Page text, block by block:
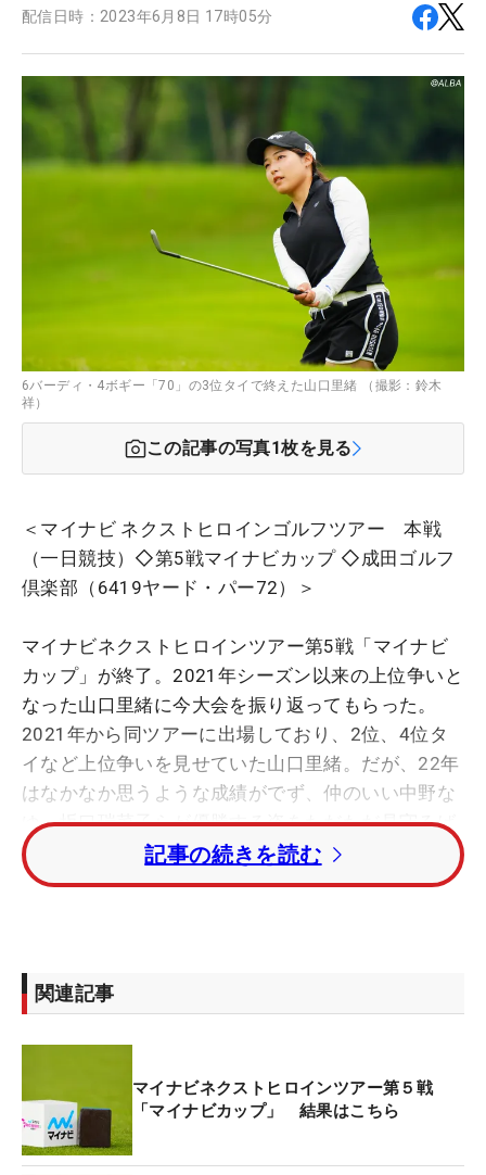
配信日時： 2023年6月8日 17時05分
6バーディ・4ボギー「70」の3位タイで終えた山口里緒 （撮影：鈴木
祥）
この記事の写真1枚を見る
＜マイナビ ネクストヒロインゴルフツアー 本戦
（一日競技）◇第5戦マイナビカップ ◇成田ゴルフ
倶楽部（6419ヤード・パー72）＞
マイナビネクストヒロインツアー第5戦「マイナビ
カップ」が終了。2021年シーズン以来の上位争いと
なった山口里緒に今大会を振り返ってもらった。
2021年から同ツアーに出場しており、2位、4位タ
イなど上位争いを見せていた山口里緒。だが、22年
はなかなか思うような成績がでず、仲のいい中野な
ゆ、坂口瑞菜子らが優勝する姿をただただ見守るば
かりだった。そんな山口が、久しぶりに上位争いを
繰り広げることになったのが今大会。
位に1打差の2位タイで折り返した山口。だが後半11
番パー4で2メートル弱のバーディパットを外す。
しまったなって」。カップにいれたい強い気持ちが
ストロークに
影響したのか、チャンスを逃す。
記事の続きを読む
関連記事
マイナビネクストヒロインツアー第５戦
「マイナビカップ」 結果はこちら